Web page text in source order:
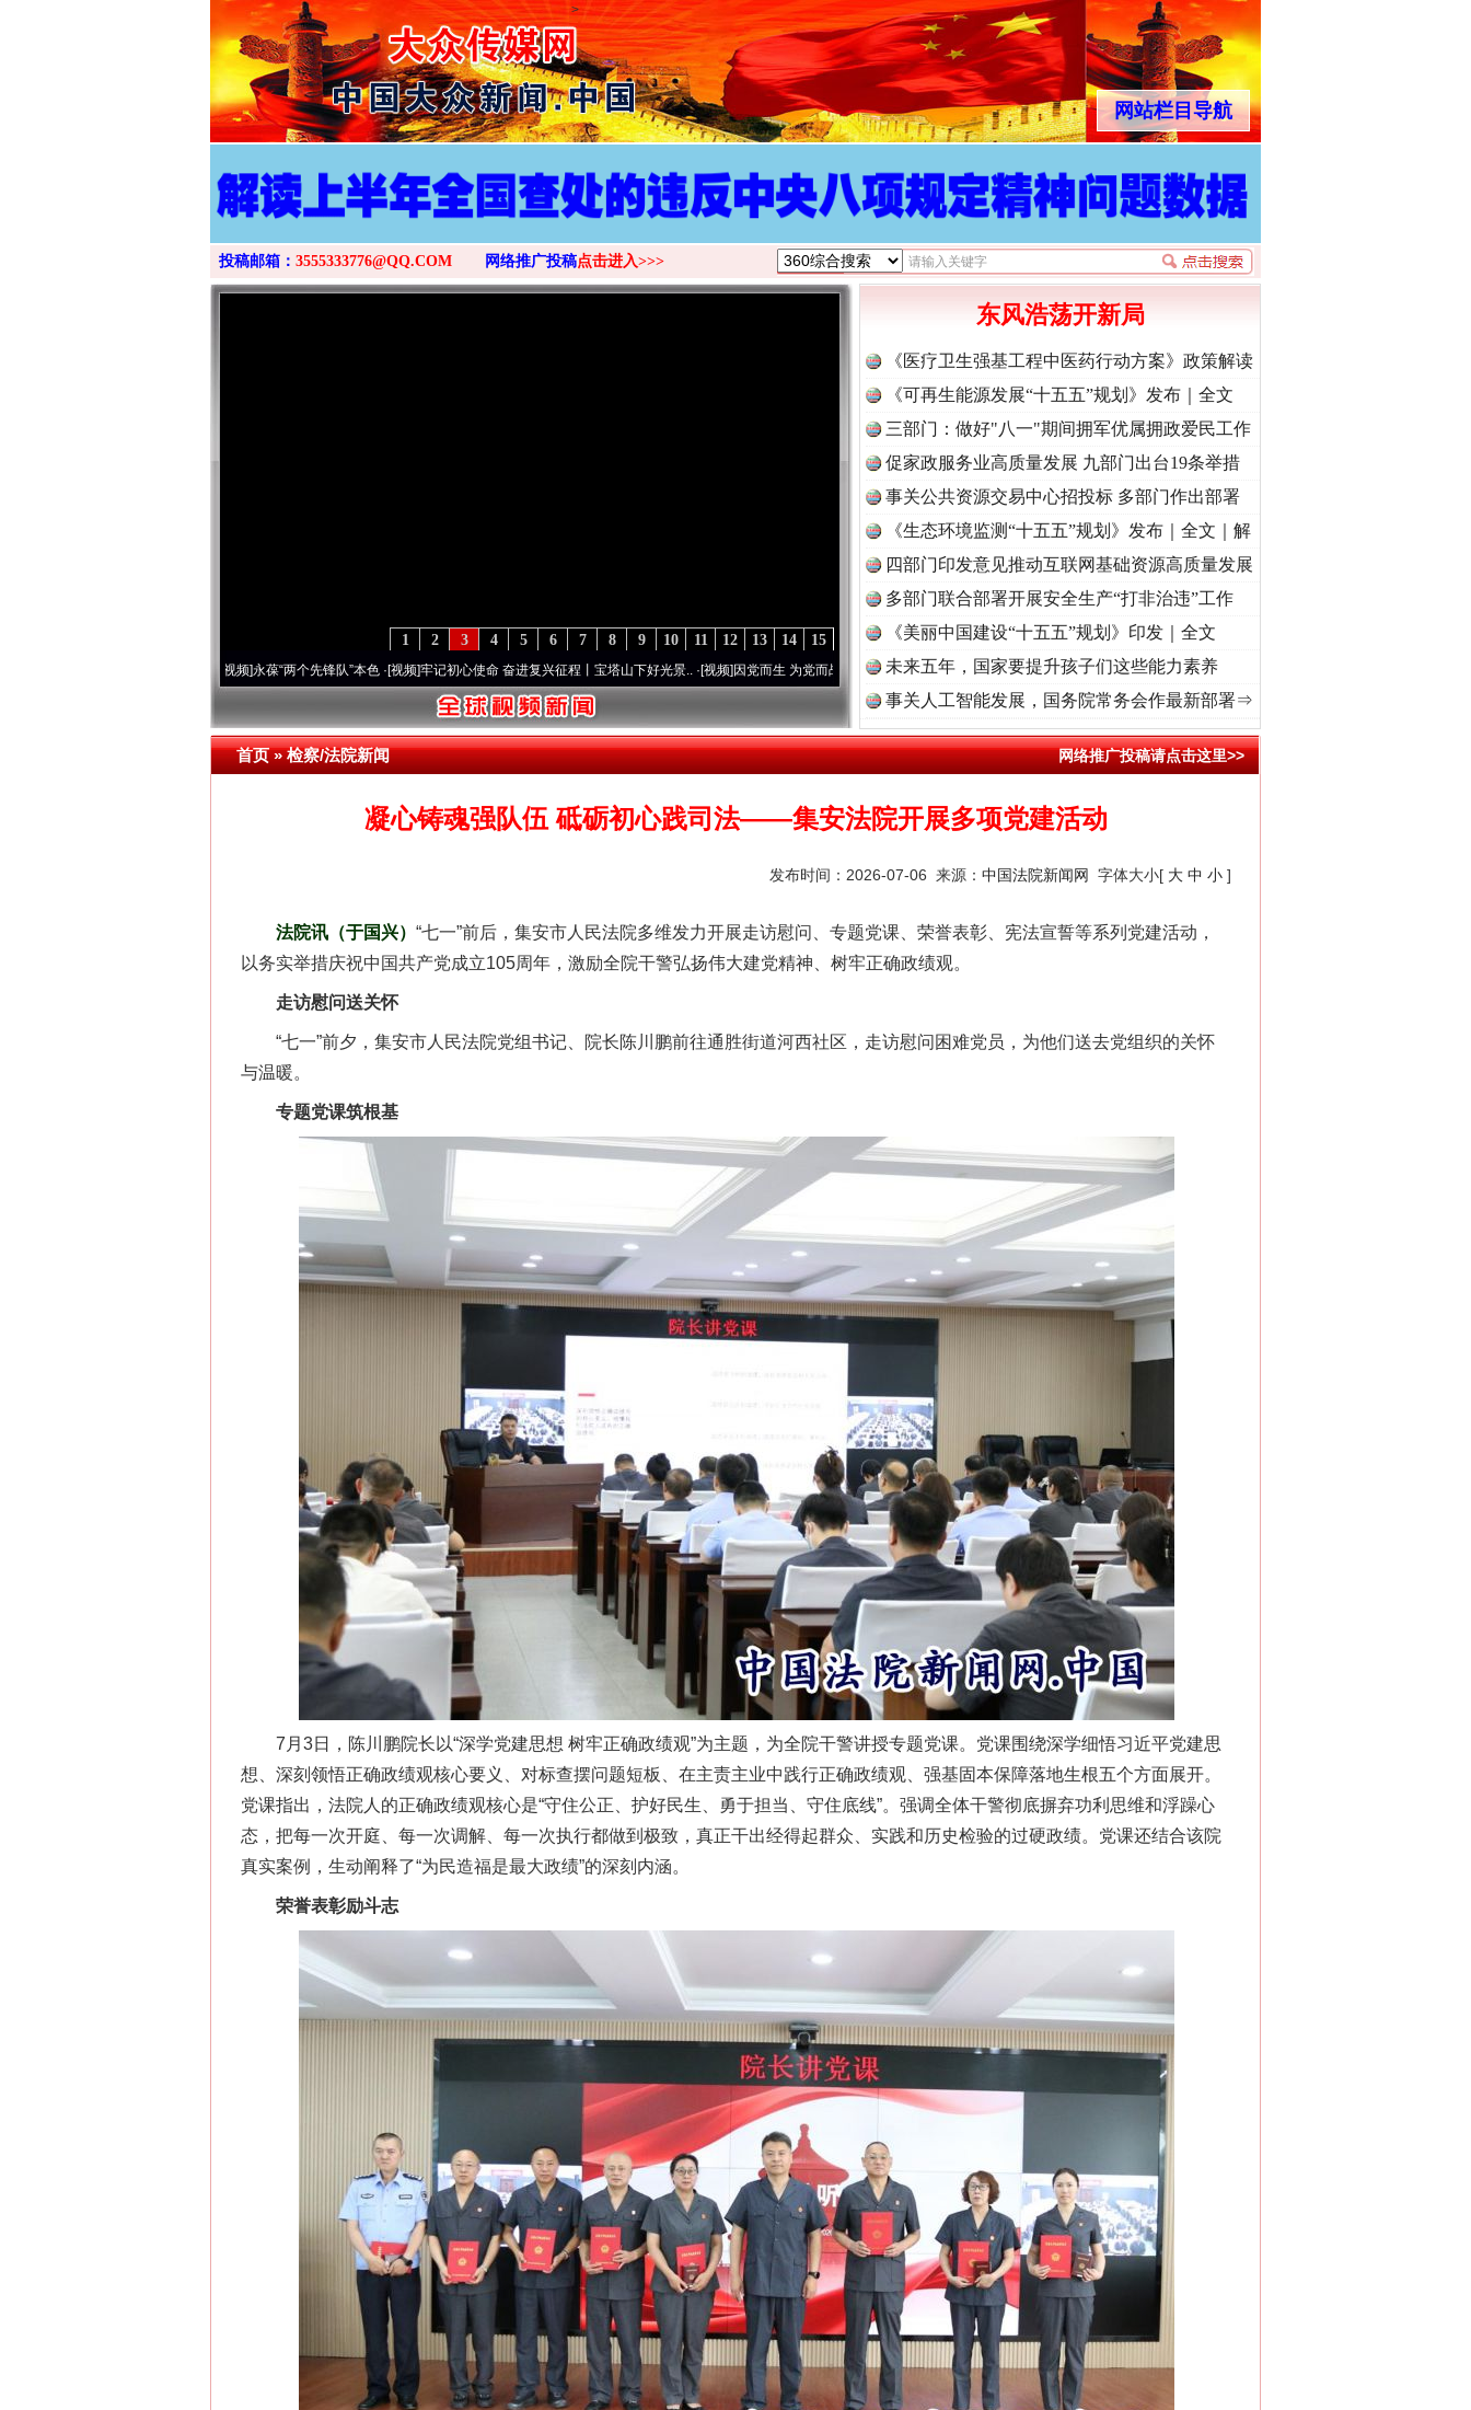
>
网站栏目导航
投稿邮箱： 3555333776@QQ.COM 网络推广投稿点击进入>>>
15
14
13
12
11
10
9
8
7
6
5
4
3
2
1
永葆“两个先锋队”本色·[视频]牢记初心使命 奋进复兴征程丨宝塔山下好光景..·[视频]因党而生 为党而战——百年“纪”事⑧加强纪律..·[视频] 牢记初心使命 奋进复兴征程丨“转折之城”激荡..
东风浩荡开新局
《医疗卫生强基工程中医药行动方案》政策解读
《可再生能源发展“十五五”规划》发布｜全文
三部门：做好"八一"期间拥军优属拥政爱民工作
促家政服务业高质量发展 九部门出台19条举措
事关公共资源交易中心招投标 多部门作出部署
《生态环境监测“十五五”规划》发布｜全文｜解
读
四部门印发意见推动互联网基础资源高质量发展
多部门联合部署开展安全生产“打非治违”工作
《美丽中国建设“十五五”规划》印发｜全文
未来五年，国家要提升孩子们这些能力素养
事关人工智能发展，国务院常务会作最新部署⇒
首页»检察/法院新闻 网络推广投稿请点击这里>>
凝心铸魂强队伍 砥砺初心践司法——集安法院开展多项党建活动
发布时间：2026-07-06 来源： 中国法院新闻网 字体大小[ 大 中 小 ]
法院讯（于国兴） “七一”前后，集安市人民法院多维发力开展走访慰问、专题党课、荣誉表彰、宪法宣誓等系列党建活动，
以务实举措庆祝中国共产党成立105周年，激励全院干警弘扬伟大建党精神、树牢正确政绩观。
走访慰问送关怀
“七一”前夕，集安市人民法院党组书记、院长陈川鹏前往通胜街道河西社区，走访慰问困难党员，为他们送去党组织的关怀
与温暖。
专题党课筑根基
7月3日，陈川鹏院长以“深学党建思想 树牢正确政绩观”为主题，为全院干警讲授专题党课。党课围绕深学细悟习近平党建思
想、深刻领悟正确政绩观核心要义、对标查摆问题短板、在主责主业中践行正确政绩观、强基固本保障落地生根五个方面展开。
党课指出，法院人的正确政绩观核心是“守住公正、护好民生、勇于担当、守住底线”。强调全体干警彻底摒弃功利思维和浮躁心
态，把每一次开庭、每一次调解、每一次执行都做到极致，真正干出经得起群众、实践和历史检验的过硬政绩。党课还结合该院
真实案例，生动阐释了“为民造福是最大政绩”的深刻内涵。
荣誉表彰励斗志